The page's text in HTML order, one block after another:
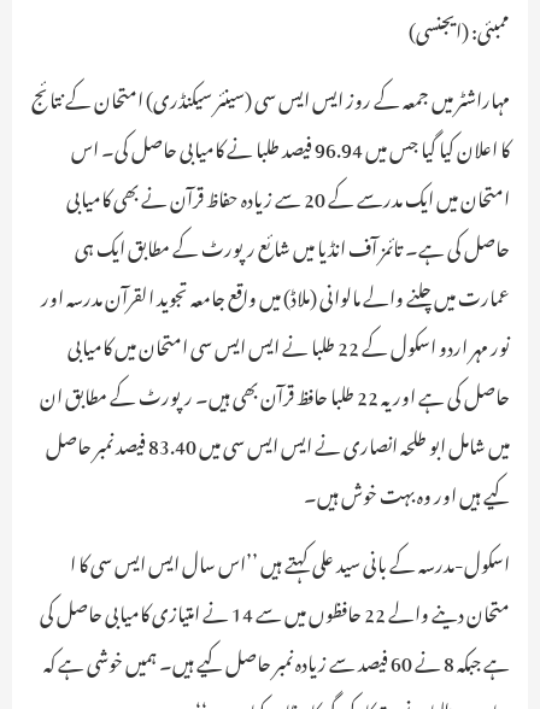
ممبئی: (ایجنسی)
مہاراشٹر میں جمعہ کے روز ایس ایس سی (سینئر سیکنڈری) امتحان کے نتائج
کا اعلان کیا گیا جس میں 96.94 فیصد طلبا نے کامیابی حاصل کی۔ اس
امتحان میں ایک مدرسے کے 20 سے زیادہ حفاظ قرآن نے بھی کامیابی
حاصل کی ہے۔ تائمز آف انڈیا میں شائع رپورٹ کے مطابق ایک ہی
عمارت میں چلنے والے مالوانی (ملاڈ) میں واقع جامعہ تجوید القرآن مدرسہ اور
نور مہر اردو اسکول کے 22 طلبا نے ایس ایس سی امتحان میں کامیابی
حاصل کی ہے اور یہ 22 طلبا حافظ قرآن بھی ہیں۔ رپورٹ کے مطابق ان
میں شامل ابو طلحہ انصاری نے ایس ایس سی میں 83.40 فیصد نمبر حاصل
کیے ہیں اور وہ بہت خوش ہیں۔
اسکول-مدرسہ کے بانی سید علی کہتے ہیں ’’اس سال ایس ایس سی کا ا
متحان دینے والے 22 حافظوں میں سے 14 نے امتیازی کامیابی حاصل کی
ہے جبکہ 8 نے 60 فیصد سے زیادہ نمبر حاصل کیے ہیں۔ ہمیں خوشی ہے کہ